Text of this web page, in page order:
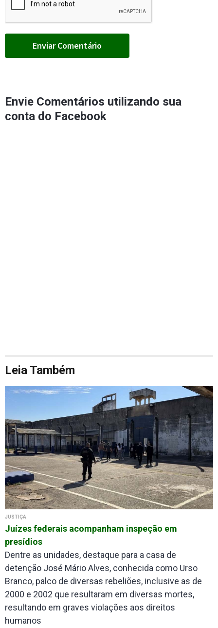
Envie Comentários utilizando sua
conta do Facebook
Leia Também
JUSTIÇA
Juízes federais acompanham inspeção em
presídios
Dentre as unidades, destaque para a casa de
detenção José Mário Alves, conhecida como Urso
Branco, palco de diversas rebeliões, inclusive as de
2000 e 2002 que resultaram em diversas mortes,
resultando em graves violações aos direitos
humanos